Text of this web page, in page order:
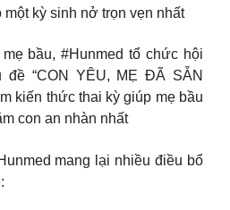
kỳ sinh nở trọn vẹn nhất
bầu, #Hunmed tổ chức hội
“CON YÊU, MẸ ĐÃ SẴN
kiến thức thai kỳ giúp mẹ bầu
con an nhàn nhất
mang lại nhiều điều bổ